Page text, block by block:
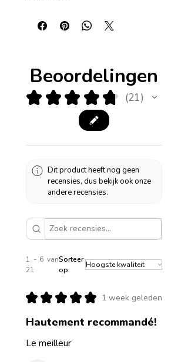
Beoordelingen
★ ★ ★ ★ ★ 21
21
Dit product heeft nog geen
recensies, dus bekijk ook onze
andere recensies.
1 - 6 van
21
Sorteer
op:
★ ★ ★ ★ ★ 1 week geleden
Hautement recommandé!
Le meilleur